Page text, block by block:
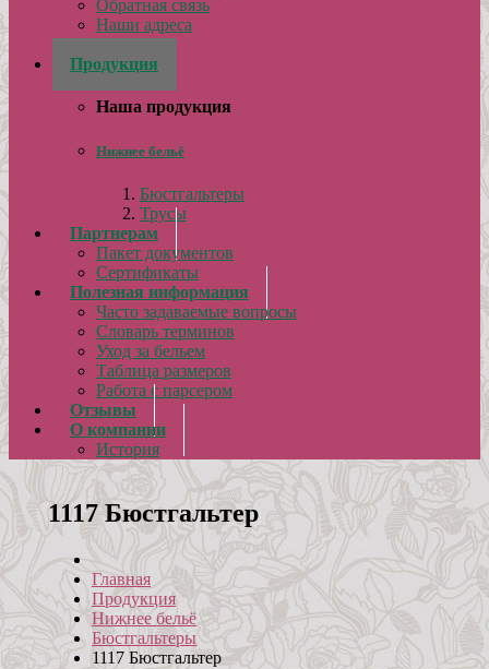
Обратная связь
Наши адреса
Реквизиты
Продукция
Наша продукция
Нижнее бельё
Бюстгальтеры
Трусы
Партнерам
Пакет документов
Сертификаты
Полезная информация
Часто задаваемые вопросы
Словарь терминов
Уход за бельем
Таблица размеров
Работа с парсером
Отзывы
О компании
История
1117 Бюстгальтер
Главная
Продукция
Нижнее бельё
Бюстгальтеры
1117 Бюстгальтер